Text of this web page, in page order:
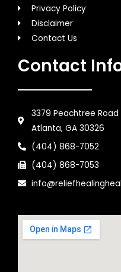
Privacy Policy
Disclaimer
Contact Us
Contact
3379 Peachtree
Atlanta, GA 30326
(404) 868-7052
(404) 868-7053